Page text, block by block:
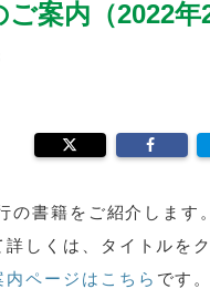
案内（2022年2
の書籍をご紹介します。
しくは、タイトルを
内ページはこちら です。